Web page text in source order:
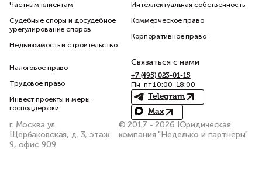
Частным клиентам
Судебные споры и досудебное
урегулирование споров
Недвижимость и строительство
Интеллектуальная собственность
Коммерческое право
Корпоративное право
Налоговое право
Трудовое право
Инвест проекты и меры
господдержки
Связаться с нами
+7 (495) 023-01-15
Пн-пт 10:00-18:00
Telegram
Max
г. Москва ул.
Щербаковская, д. 3, этаж
9, офис 909
© 2017 - 2026 Юридическая
компания "Неделько и партнеры"